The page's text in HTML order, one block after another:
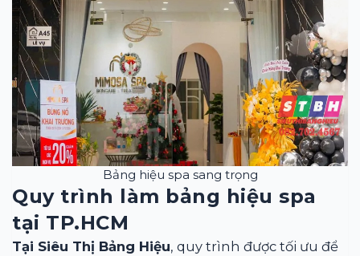
Bảng hiệu spa sang trọng
Quy trình làm bảng hiệu spa
tại TP.HCM
Tại Siêu Thị Bảng Hiệu, quy trình được tối ưu để